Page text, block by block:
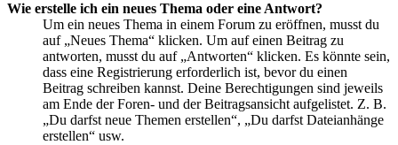
Wie erstelle ich ein neues Thema oder eine Antwort?
Um ein neues Thema in einem Forum zu eröffnen, musst du
auf „Neues Thema“ klicken. Um auf einen Beitrag zu
antworten, musst du auf „Antworten“ klicken. Es könnte sein,
dass eine Registrierung erforderlich ist, bevor du einen
Beitrag schreiben kannst. Deine Berechtigungen sind jeweils
am Ende der Foren- und der Beitragsansicht aufgelistet. Z. B.
„Du darfst neue Themen erstellen“, „Du darfst Dateianhänge
erstellen“ usw.